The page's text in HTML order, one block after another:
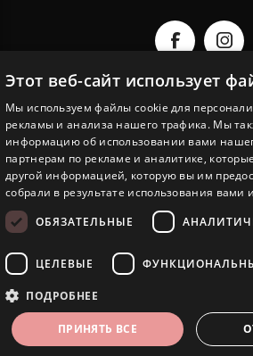
EESTI JUVEEL
ИНФОРМАЦИЯ
Этот веб-сайт использует
Мы используем файлы cookie для
рекламы и анализа нашего трафика. Мы
информацию об использовании вами
партнерам по рекламе и аналитике,
другой информацией, которую вы им
собрали в результате использования вами
ОБЯЗАТЕЛЬНЫЕ
ЦЕЛЕВЫЕ
ПОДРОБНЕЕ
ПРИНЯТЬ ВСЕ